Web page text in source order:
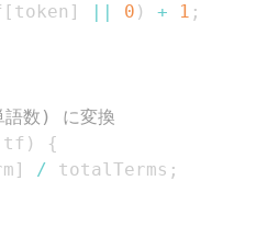
[ token ] || 0 ) + 1 ;
数) に変換
tf )
{
] / totalTerms ;